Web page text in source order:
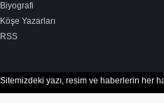
Biyografi
Köşe Yazarları
RSS
Sitemizdeki yazı, resim ve haberlerin her